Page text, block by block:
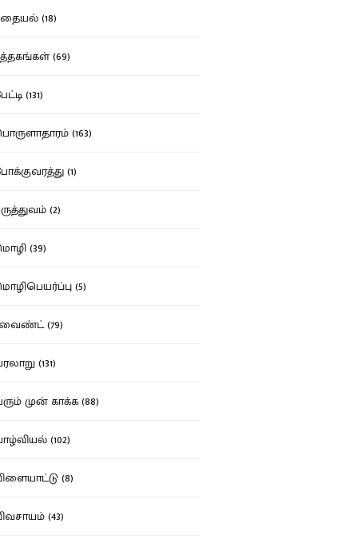
(18)
(69)
(131)
(163)
(1)
(2)
(39)
(5)
(79)
(131)
முன் காக்க (88)
(102)
(8)
(43)